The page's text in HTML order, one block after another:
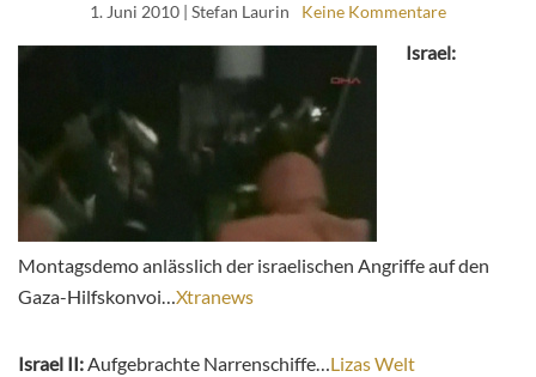
1. Juni 2010 | Stefan Laurin Keine Kommentare
Israel:
Montagsdemo anlässlich der israelischen Angriffe auf den
Gaza-Hilfskonvoi…Xtranews
Israel II:Aufgebrachte Narrenschiffe…Lizas Welt